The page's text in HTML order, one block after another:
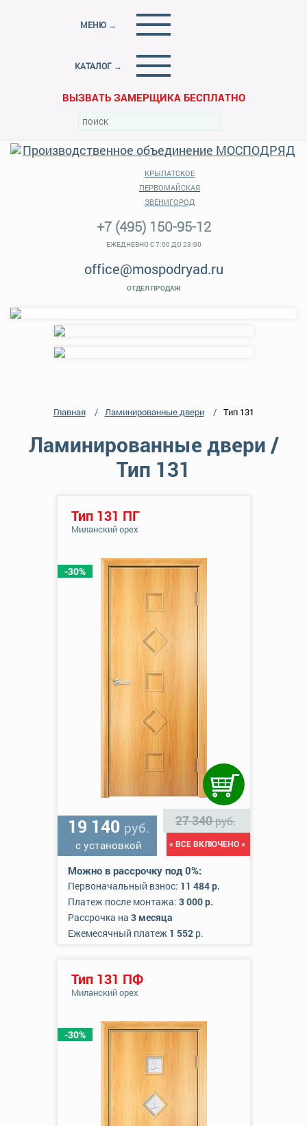
МЕНЮ →
КАТАЛОГ →
ВЫЗВАТЬ ЗАМЕРЩИКА БЕСПЛАТНО
КРЫЛАТСКОЕ
ПЕРВОМАЙСКАЯ
ЗВЕНИГОРОД
+7 (495) 150-95-12
ЕЖЕДНЕВНО С 7:00 ДО 23:00
office@mospodryad.ru
ОТДЕЛ ПРОДАЖ
Главная Ламинированные двери Тип 131
Ламинированные двери /
Тип 131
-30%
Тип 131 ПГ
Миланский орех
19 140 руб.
с установкой
27 340руб.
« ВСЕ ВКЛЮЧЕНО »
Можно в рассрочку под 0%:
Первоначальный взнос: 11 484 р.
Платеж после монтажа: 3 000 р.
Рассрочка на 3 месяца
Ежемесячный платеж 1 552р.
-30%
Тип 131 ПФ
Миланский орех